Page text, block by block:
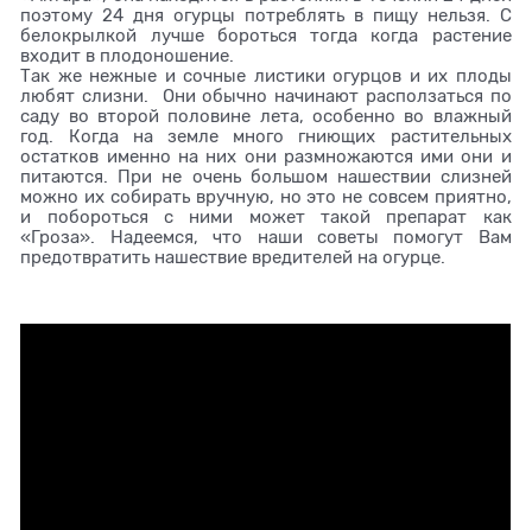
поэтому 24 дня огурцы потреблять в пищу нельзя. С
белокрылкой лучше бороться тогда когда растение
входит в плодоношение.
Так же нежные и сочные листики огурцов и их плоды
любят слизни. Они обычно начинают расползаться по
саду во второй половине лета, особенно во влажный
год. Когда на земле много гниющих растительных
остатков именно на них они размножаются ими они и
питаются. При не очень большом нашествии слизней
можно их собирать вручную, но это не совсем приятно,
и побороться с ними может такой препарат как
«Гроза». Надеемся, что наши советы помогут Вам
предотвратить нашествие вредителей на огурце.